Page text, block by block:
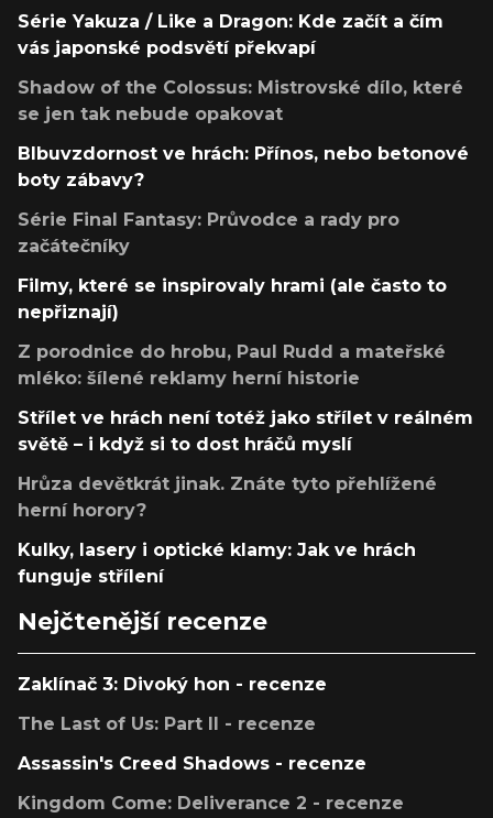
Série Yakuza / Like a Dragon: Kde začít a čím
vás japonské podsvětí překvapí
Shadow of the Colossus: Mistrovské dílo, které
se jen tak nebude opakovat
Blbuvzdornost ve hrách: Přínos, nebo betonové
boty zábavy?
Série Final Fantasy: Průvodce a rady pro
začátečníky
Filmy, které se inspirovaly hrami (ale často to
nepřiznají)
Z porodnice do hrobu, Paul Rudd a mateřské
mléko: šílené reklamy herní historie
Střílet ve hrách není totéž jako střílet v reálném
světě – i když si to dost hráčů myslí
Hrůza devětkrát jinak. Znáte tyto přehlížené
herní horory?
Kulky, lasery i optické klamy: Jak ve hrách
funguje střílení
Nejčtenější recenze
Zaklínač 3: Divoký hon - recenze
The Last of Us: Part II - recenze
Assassin's Creed Shadows - recenze
Kingdom Come: Deliverance 2 - recenze